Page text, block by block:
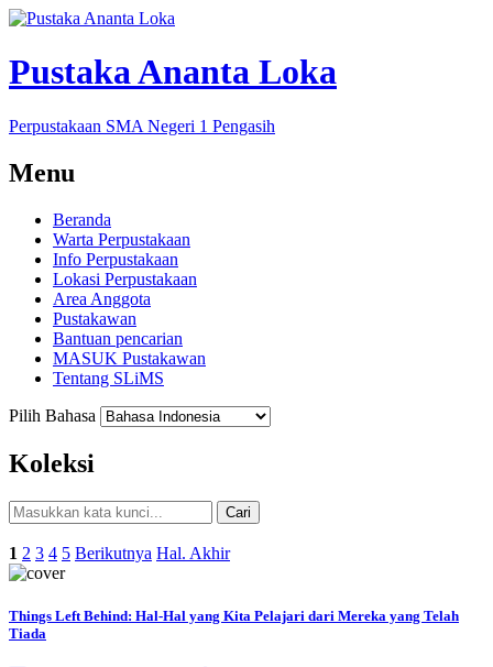
Pustaka Ananta Loka
Perpustakaan SMA Negeri 1 Pengasih
Menu
Beranda
Warta Perpustakaan
Info Perpustakaan
Lokasi Perpustakaan
Area Anggota
Pustakawan
Bantuan pencarian
MASUK Pustakawan
Tentang SLiMS
Pilih Bahasa
Koleksi
Cari
1 2 3 4 5 Berikutnya Hal. Akhir
Things Left Behind: Hal-Hal yang Kita Pelajari dari Mereka yang Telah
Tiada